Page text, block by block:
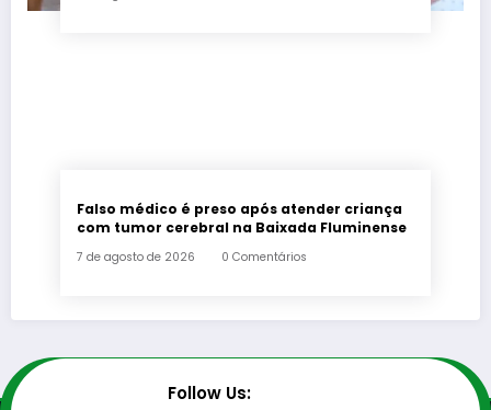
Falso médico é preso após atender criança
com tumor cerebral na Baixada Fluminense
7 de agosto de 2026 0 Comentários
Follow Us: